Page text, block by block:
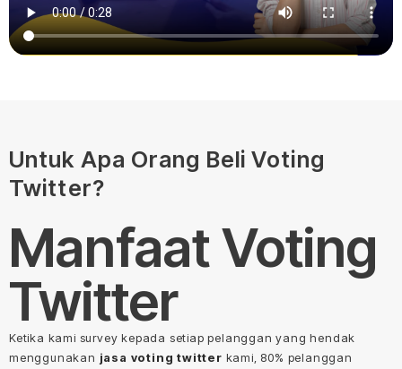
Untuk Apa Orang Beli Voting
Twitter?
Manfaat Voting
Twitter
Ketika kami survey kepada setiap pelanggan yang hendak
menggunakan jasa voting twitter kami, 80% pelanggan